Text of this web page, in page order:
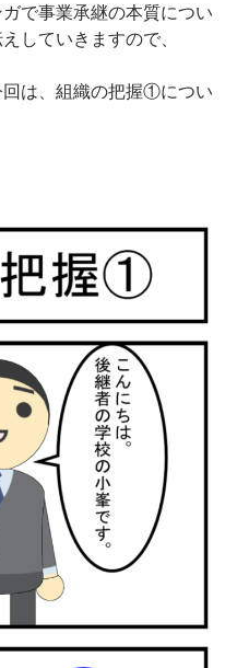
で事業承継の本質につい
していきますので、
は、組織の把握①につい